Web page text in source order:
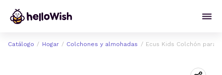
Catálogo Hogar Colchones y almohadas Ecus Kids Colchón para